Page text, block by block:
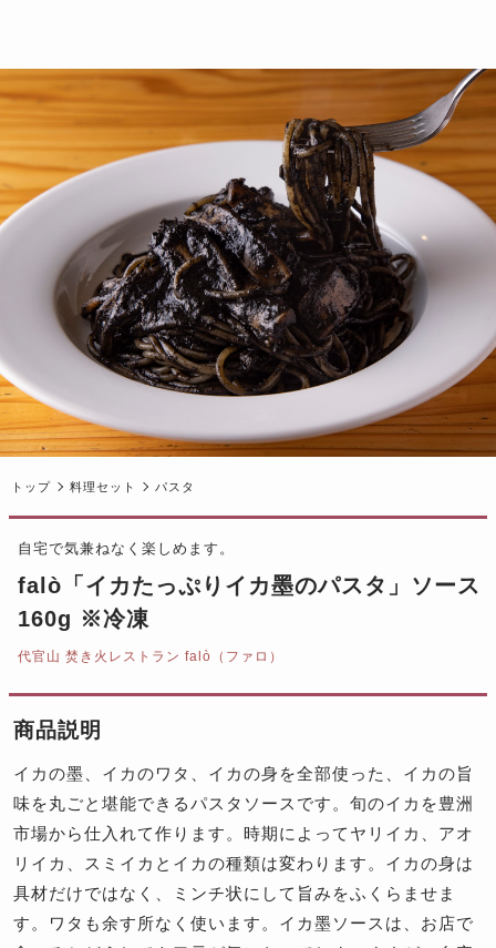
トップ 料理セット パスタ
自宅で気兼ねなく楽しめます。
falò「イカたっぷりイカ墨のパスタ」ソース
160g ※冷凍
代官山 焚き火レストラン falò（ファロ）
商品説明
イカの墨、イカのワタ、イカの身を全部使った、イカの旨
味を丸ごと堪能できるパスタソースです。旬のイカを豊洲
市場から仕入れて作ります。時期によってヤリイカ、アオ
リイカ、スミイカとイカの種類は変わります。イカの身は
具材だけではなく、ミンチ状にして旨みをふくらませま
す。ワタも余す所なく使います。イカ墨ソースは、お店で